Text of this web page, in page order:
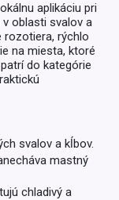
aplikáciu pri
oblasti svalov a
rozotiera, rýchlo
na miesta, ktoré
do kategórie
svalov a kĺbov.
mastný
chladivý a